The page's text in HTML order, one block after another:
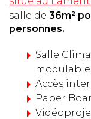
salle de 36m²
personnes.
Salle
Accès
Paper